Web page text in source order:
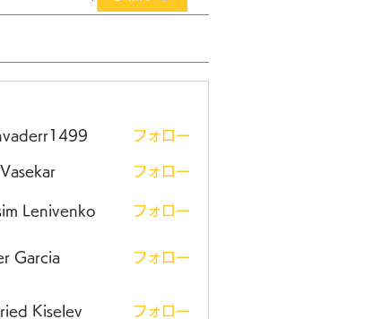
フォロー
フォロー
Lenivenko フォロー
Garcia フォロー
Kiselev フォロー